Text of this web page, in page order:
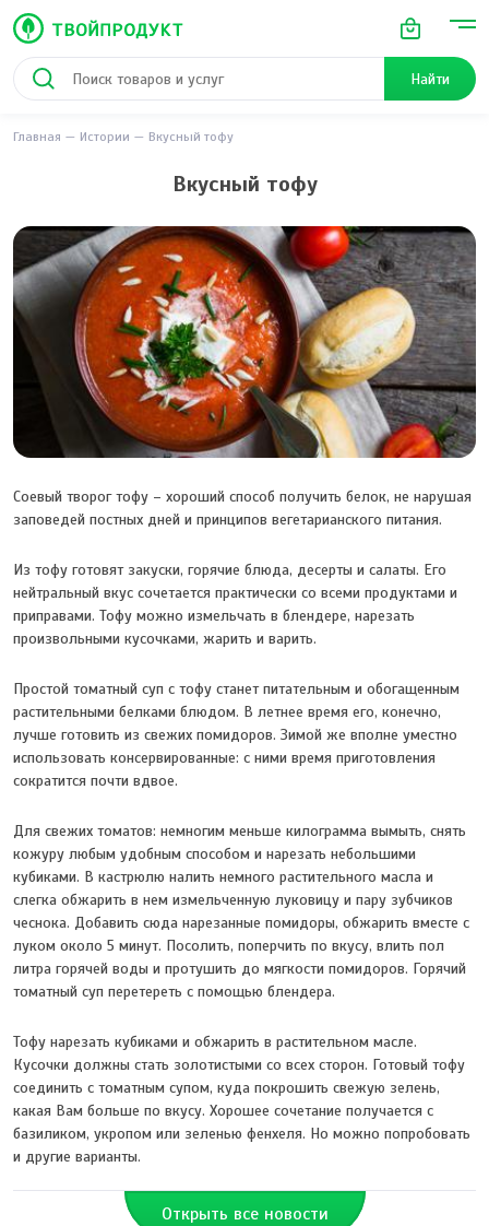
Найти
Главная Истории Вкусный тофу
Вкусный тофу
Соевый творог тофу – хороший способ получить белок, не нарушая
заповедей постных дней и принципов вегетарианского питания.
Из тофу готовят закуски, горячие блюда, десерты и салаты. Его
нейтральный вкус сочетается практически со всеми продуктами и
приправами. Тофу можно измельчать в блендере, нарезать
произвольными кусочками, жарить и варить.
Простой томатный суп с тофу станет питательным и обогащенным
растительными белками блюдом. В летнее время его, конечно,
лучше готовить из свежих помидоров. Зимой же вполне уместно
использовать консервированные: с ними время приготовления
сократится почти вдвое.
Для свежих томатов: немногим меньше килограмма вымыть, снять
кожуру любым удобным способом и нарезать небольшими
кубиками. В кастрюлю налить немного растительного масла и
слегка обжарить в нем измельченную луковицу и пару зубчиков
чеснока. Добавить сюда нарезанные помидоры, обжарить вместе с
луком около 5 минут. Посолить, поперчить по вкусу, влить пол
литра горячей воды и протушить до мягкости помидоров. Горячий
томатный суп перетереть с помощью блендера.
Тофу нарезать кубиками и обжарить в растительном масле.
Кусочки должны стать золотистыми со всех сторон. Готовый тофу
соединить с томатным супом, куда покрошить свежую зелень,
какая Вам больше по вкусу. Хорошее сочетание получается с
базиликом, укропом или зеленью фенхеля. Но можно попробовать
и другие варианты.
Открыть все новости